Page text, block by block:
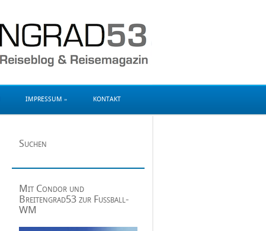
IMPRESSUM » KONTAKT
Suchen
Mit Condor und
Breitengrad53 zur Fußball-
WM